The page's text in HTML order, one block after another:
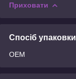
Приховати
Спосіб упаковки
OEM